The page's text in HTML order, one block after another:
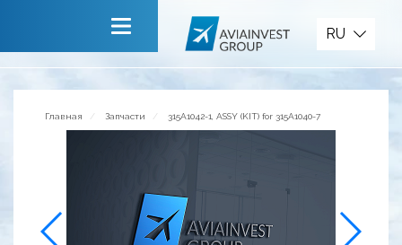
Сервисы
Обратная связь
RU
Главная Запчасти 315A1042-1, ASSY (KIT) for 315A1040-7